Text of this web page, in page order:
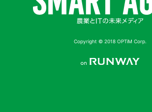
Copyright © 2018 OPTiM Corp.